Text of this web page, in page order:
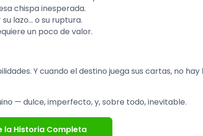
chispa inesperada.
lazo… o su ruptura.
un poco de valor.
Y cuando el destino juega sus cartas, no
— dulce, imperfecto, y, sobre todo, inevitable.
la Historia Completa